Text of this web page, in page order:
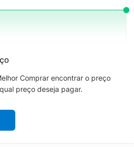
Comprar encontrar o preço
preço deseja pagar.